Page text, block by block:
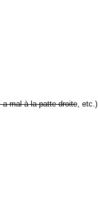
a mal à la patte droite, etc.)